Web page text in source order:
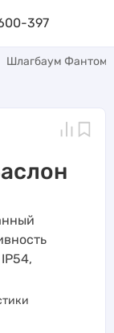
397
Шлагбаум Фантом